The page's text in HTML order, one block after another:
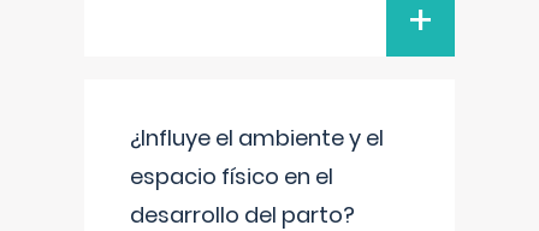
+
¿Influye el ambiente y el
espacio físico en el
desarrollo del parto?